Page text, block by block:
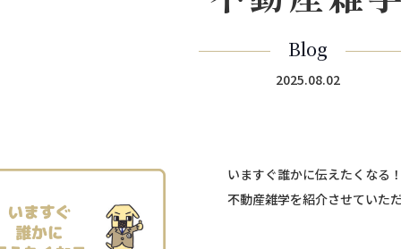
Blog
2025.08.02
いますぐ誰かに伝えたくなる！
不動産雑学を紹介させていた